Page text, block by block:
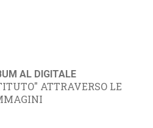
AL DIGITALE
ATTRAVERSO LE